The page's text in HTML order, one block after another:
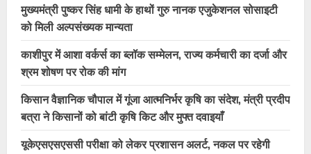
मुख्यमंत्री पुष्कर सिंह धामी के हाथों गुरु नानक एजुकेशनल सोसाइटी
को मिली अल्पसंख्यक मान्यता
काशीपुर में आशा वर्कर्स का ब्लॉक सम्मेलन, राज्य कर्मचारी का दर्जा और
श्रम शोषण पर रोक की मांग
किसान वैज्ञानिक चौपाल में गूंजा आत्मनिर्भर कृषि का संदेश, मंत्री प्रदीप
बत्रा ने किसानों को बांटी कृषि किट और मुफ्त दवाइयाँ
यूकेएसएसएससी परीक्षा को लेकर प्रशासन अलर्ट, नकल पर रहेगी